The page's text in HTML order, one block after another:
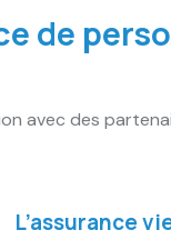
de
avec des
L’assurance